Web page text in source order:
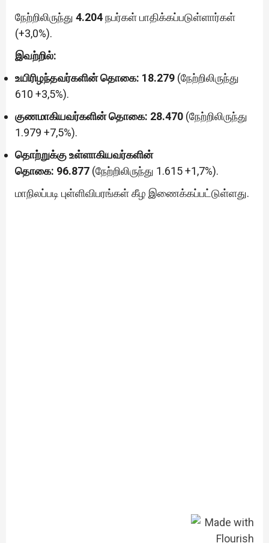
நேற்றிலிருந்து 4.204நபர்கள் பாதிக்கப்படுள்ளார்கள்
(+3,0%).
இவற்றில்:
உயிரிழந்தவர்களின் தொகை: 18.279 (நேற்றிலிருந்து
610 +3,5%).
குணமாகியவர்களின் தொகை: 28.470 (நேற்றிலிருந்து
1.979 +7,5%).
தொற்றுக்கு உள்ளாகியவர்களின்
தொகை: 96.877 (நேற்றிலிருந்து 1.615 +1,7%).
மாநிலப்படி புள்ளிவிபரங்கள் கீழ இணைக்கப்பட்டுள்ளது.